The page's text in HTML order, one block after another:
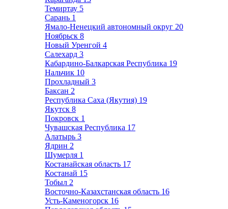
Темиртау 5
Сарань 1
Ямало-Ненецкий автономный округ 20
Ноябрьск 8
Новый Уренгой 4
Салехард 3
Кабардино-Балкарская Республика 19
Нальчик 10
Прохладный 3
Баксан 2
Республика Саха (Якутия) 19
Якутск 8
Покровск 1
Чувашская Республика 17
Алатырь 3
Ядрин 2
Шумерля 1
Костанайская область 17
Костанай 15
Тобыл 2
Восточно-Казахстанская область 16
Усть-Каменогорск 16